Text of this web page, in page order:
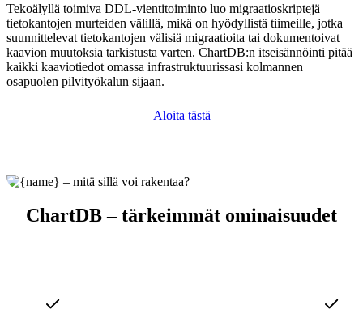
Tekoälyllä toimiva DDL-vientitoiminto luo migraatioskriptejä
tietokantojen murteiden välillä, mikä on hyödyllistä tiimeille, jotka
suunnittelevat tietokantojen välisiä migraatioita tai dokumentoivat
kaavion muutoksia tarkistusta varten. ChartDB:n itseisännöinti pitää
kaikki kaaviotiedot omassa infrastruktuurissasi kolmannen
osapuolen pilvityökalun sijaan.
Aloita tästä
ChartDB – tärkeimmät ominaisuudet